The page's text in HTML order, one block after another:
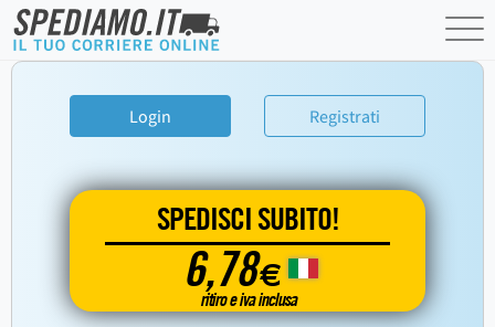
Login Registrati
SPEDISCI SUBITO!
6,78€
ritiro e iva inclusa